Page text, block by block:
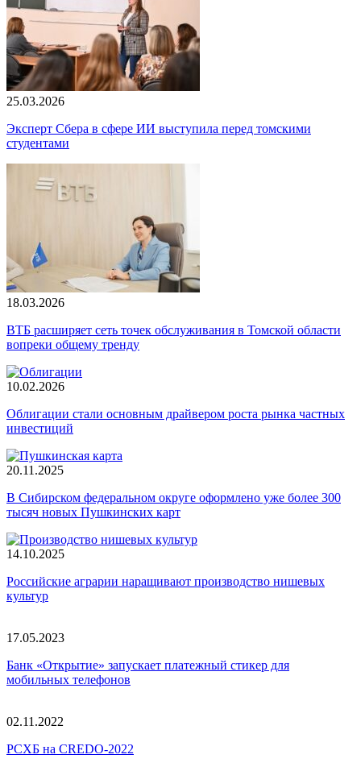
25.03.2026
Эксперт Сбера в сфере ИИ выступила перед томскими
студентами
18.03.2026
ВТБ расширяет сеть точек обслуживания в Томской области
вопреки общему тренду
10.02.2026
Облигации стали основным драйвером роста рынка частных
инвестиций
20.11.2025
В Сибирском федеральном округе оформлено уже более 300
тысяч новых Пушкинских карт
14.10.2025
Российские аграрии наращивают производство нишевых
культур
17.05.2023
Банк «Открытие» запускает платежный стикер для
мобильных телефонов
02.11.2022
РСХБ на CREDO-2022